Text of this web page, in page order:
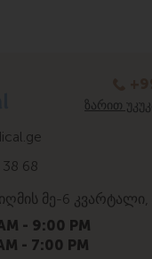
ᲖᲐᲠᲘᲗ
68
მე-6 კვარტალი,
- 9:00 PM
- 7:00 PM